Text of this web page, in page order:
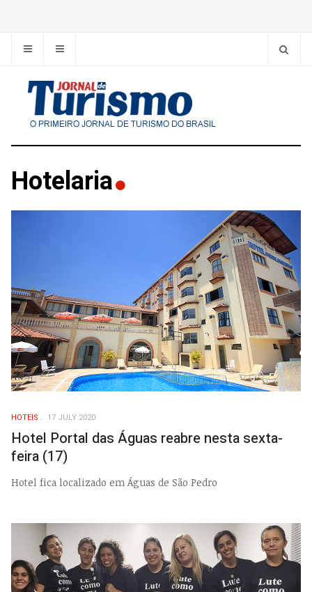
Hotelaria
HOTEIS 17 JULY 2020
Hotel Portal das Águas reabre nesta sexta-
feira (17)
Hotel fica localizado em Águas de São Pedro